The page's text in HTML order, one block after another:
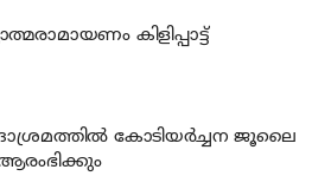
കിളിപ്പാട്ട്
കോടിയര്‍ച്ചന ജൂലൈ